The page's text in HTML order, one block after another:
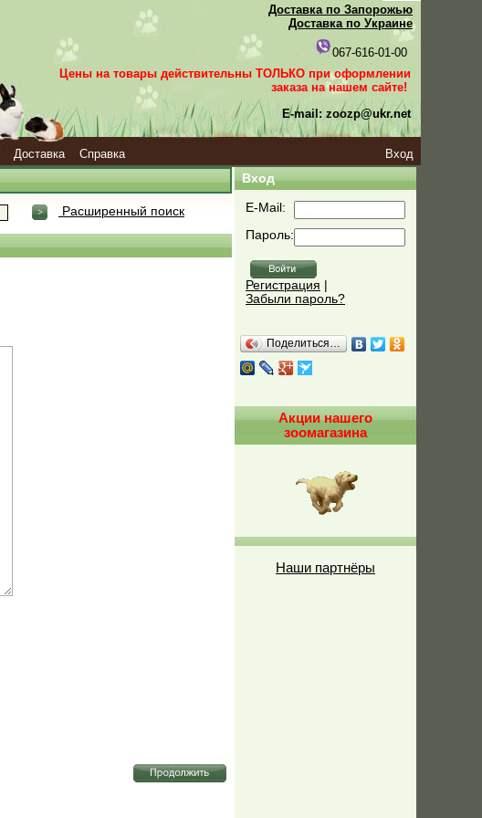
Доставка по Запорожью
Доставка по Украине
067-616-01-00
Цены на товары действительны ТОЛЬКО при оформлении
заказа на нашем сайте!
E-mail: zoozp@ukr.net
Доставка Справка
Вход
Расширенный поиск
Вход
E-Mail:
Пароль:
Регистрация
Забыли пароль?
Поделиться…
Акции нашего
зоомагазина
Наши партнёры